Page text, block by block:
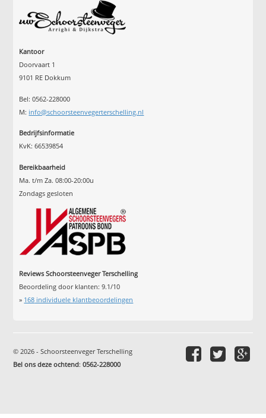
Kantoor
Doorvaart 1
9101 RE Dokkum
Bel: 0562-228000
M: info@schoorsteenvegerterschelling.nl
Bedrijfsinformatie
KvK: 66539854
Bereikbaarheid
Ma. t/m Za. 08:00-20:00u
Zondags gesloten
Reviews Schoorsteenveger Terschelling
Beoordeling door klanten:9.1/10
» 168 individuele klantbeoordelingen
© 2026 - Schoorsteenveger Terschelling
Bel ons deze ochtend:0562-228000